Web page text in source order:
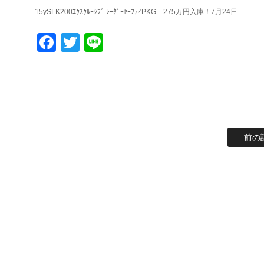
15ySLK200ｴｸｽｸﾙｰｼﾌﾞ ﾚｰﾀﾞｰｾｰﾌﾃｨPKG 275万円入庫！7月24日
Facebook
Twitter
前の